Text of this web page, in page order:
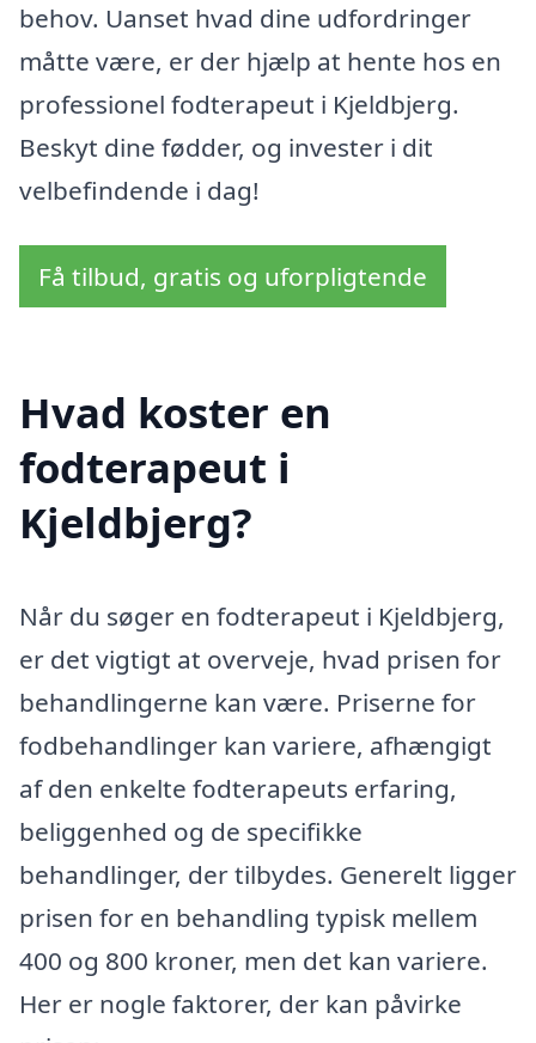
behov. Uanset hvad dine udfordringer
måtte være, er der hjælp at hente hos en
professionel fodterapeut i Kjeldbjerg.
Beskyt dine fødder, og invester i dit
velbefindende i dag!
Få tilbud, gratis og uforpligtende
Hvad koster en
fodterapeut i
Kjeldbjerg?
Når du søger en fodterapeut i Kjeldbjerg,
er det vigtigt at overveje, hvad prisen for
behandlingerne kan være. Priserne for
fodbehandlinger kan variere, afhængigt
af den enkelte fodterapeuts erfaring,
beliggenhed og de specifikke
behandlinger, der tilbydes. Generelt ligger
prisen for en behandling typisk mellem
400 og 800 kroner, men det kan variere.
Her er nogle faktorer, der kan påvirke